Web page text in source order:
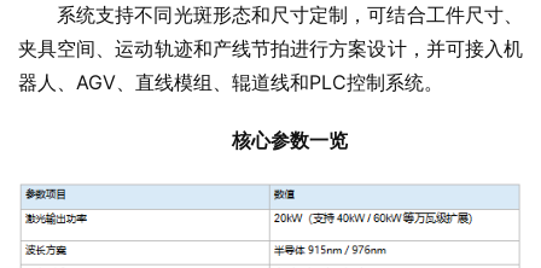
系统支持不同光斑形态和尺寸定制，可结合工件尺寸、
夹具空间、运动轨迹和产线节拍进行方案设计，并可接入机
器人、AGV、直线模组、辊道线和PLC控制系统。
核心参数一览